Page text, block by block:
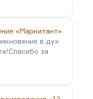
«Маркитант»
в дух
за